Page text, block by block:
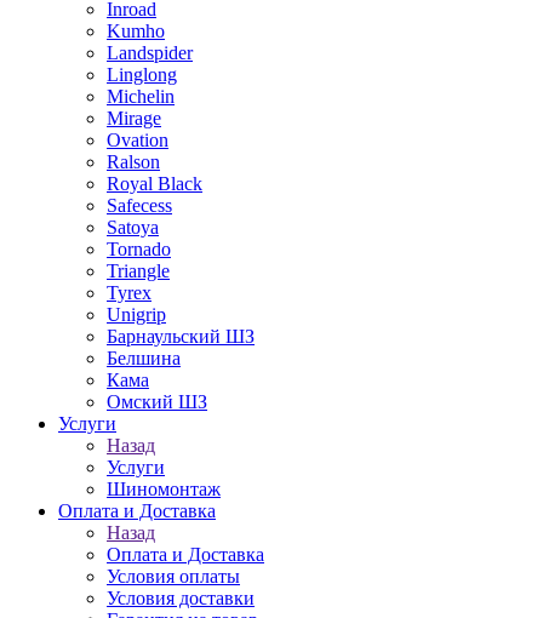
Inroad
Kumho
Landspider
Linglong
Michelin
Mirage
Ovation
Ralson
Royal Black
Safecess
Satoya
Tornado
Triangle
Tyrex
Unigrip
Барнаульский ШЗ
Белшина
Кама
Омский ШЗ
Услуги
Назад
Услуги
Шиномонтаж
Оплата и Доставка
Назад
Оплата и Доставка
Условия оплаты
Условия доставки